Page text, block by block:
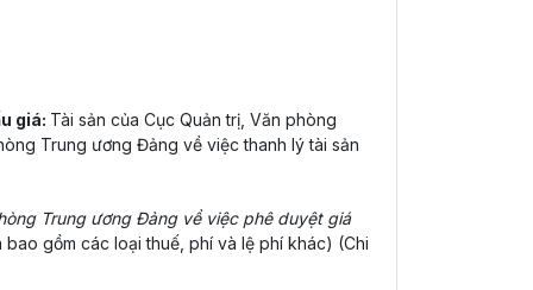
giá: Tài sản của Cục Quản trị, Văn phòng
Trung ương Đảng về việc thanh lý tài sản
Trung ương Đảng về việc phê duyệt giá
gồm các loại thuế, phí và lệ phí khác) (Chi